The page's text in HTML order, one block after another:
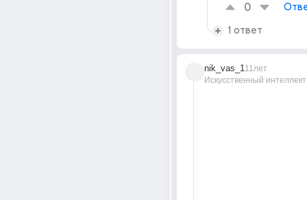
0
1 ответ
nik_vas_1
Искусственный интеллект
11лет